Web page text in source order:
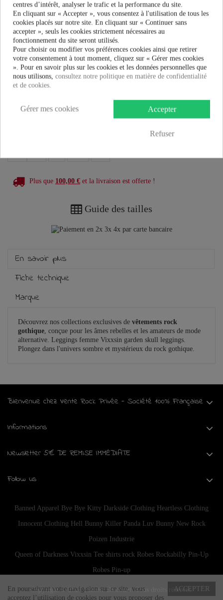
Taille:
Couleur:
Plus que 100,00 € et la livraison est offerte !
Guide des tailles
En savoir plus
Fiche technique
Marque
Découvrez nos collections exclusives de vêtements rock
gothique, conçue pour les âmes rebelles et les amateurs de mode
alternative. Leggings femme Vixxsin garden skull leggings.
Plongez dans l'univers sombre et mystérieux du rock gothique.
Bienvenue chez Vente Rock Privée - Société 100% Française
Informations
Newsletter 5€ DE REMISE IMMÉDIATE
Follow us
Banned Apparel Bye Bye Kitty Darkside Clothing Heartless Clothing
Innocent Clothing Hell Bunny Killer Panda Luv Bunny New Rock
Poizen Industrie
Queen of Darkness Vixxsin Tee shirts rock Robes Rockabilly Pin-Up
Robes Pin-up
Copyright © 2024Planete Discount . Tous droits réservés.ACCEPTER
En poursuivant votre navigation sur ce site, vous
acceptez l’utilisation de cookies pour vous proposer des
centres d’intérêt, analyser le trafic et la performance du site.
En cliquant sur « Accepter », vous consentez à l'utilisation de tous les
cookies placés sur notre site. En cliquant sur « Continuer sans
accepter », seuls les cookies strictement nécessaires au
fonctionnement du site seront utilisés.
Pour choisir ou modifier vos préférences cookies ainsi que retirer
votre consentement à tout moment, cliquez sur « Gérer mes cookies
». Pour en savoir plus sur les cookies et les données personnelles que
nous utilisons, consultez notre politique en matière de confidentialité
et de cookies.
Accepter
Refuser
Gérer mes cookies